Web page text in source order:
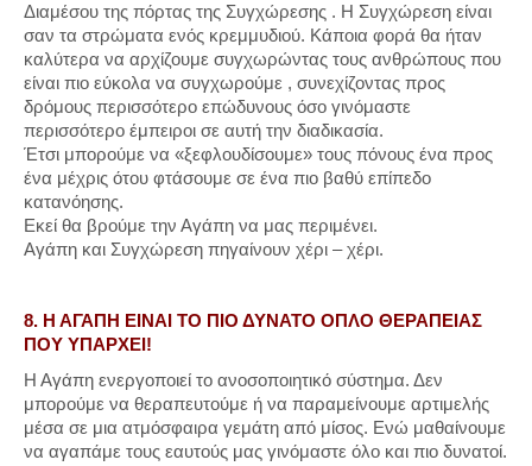
Διαμέσου της πόρτας της Συγχώρεσης . Η Συγχώρεση είναι
σαν τα στρώματα ενός κρεμμυδιού. Κάποια φορά θα ήταν
καλύτερα να αρχίζουμε συγχωρώντας τους ανθρώπους που
είναι πιο εύκολα να συγχωρούμε , συνεχίζοντας προς
δρόμους περισσότερο επώδυνους όσο γινόμαστε
περισσότερο έμπειροι σε αυτή την διαδικασία.
Έτσι μπορούμε να «ξεφλουδίσουμε» τους πόνους ένα προς
ένα μέχρις ότου φτάσουμε σε ένα πιο βαθύ επίπεδο
κατανόησης.
Εκεί θα βρούμε την Αγάπη να μας περιμένει.
Αγάπη και Συγχώρεση πηγαίνουν χέρι – χέρι.
8. Η ΑΓΑΠΗ ΕΙΝΑΙ ΤΟ ΠΙΟ ΔΥΝΑΤΟ ΟΠΛΟ ΘΕΡΑΠΕΙΑΣ
ΠΟΥ ΥΠΑΡΧΕΙ!
Η Αγάπη ενεργοποιεί το ανοσοποιητικό σύστημα. Δεν
μπορούμε να θεραπευτούμε ή να παραμείνουμε αρτιμελής
μέσα σε μια ατμόσφαιρα γεμάτη από μίσος. Ενώ μαθαίνουμε
να αγαπάμε τους εαυτούς μας γινόμαστε όλο και πιο δυνατοί.